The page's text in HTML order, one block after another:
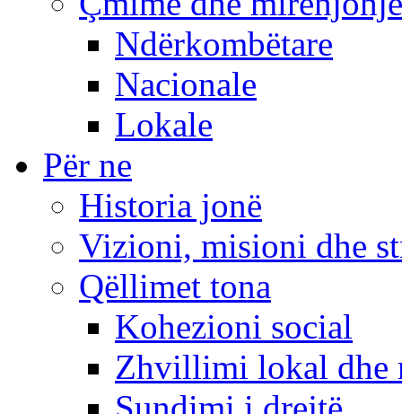
Ndërkombëtare
Nacionale
Lokale
Për ne
Historia jonë
Vizioni, misioni dhe
Qëllimet tona
Kohezioni social
Zhvillimi lokal dhe